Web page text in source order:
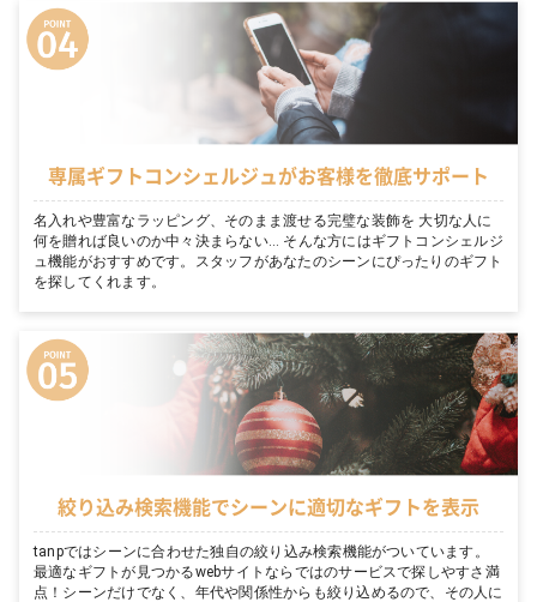
専属ギフトコンシェルジュがお客様を徹底サポート
名入れや豊富なラッピング、そのまま渡せる完璧な装飾を 大切な人に
何を贈れば良いのか中々決まらない… そんな方にはギフトコンシェルジ
ュ機能がおすすめです。スタッフがあなたのシーンにぴったりのギフト
を探してくれます。
絞り込み検索機能でシーンに適切なギフトを表示
tanpではシーンに合わせた独自の絞り込み検索機能がついています。
最適なギフトが見つかるwebサイトならではのサービスで探しやすさ満
点！シーンだけでなく、年代や関係性からも絞り込めるので、その人に